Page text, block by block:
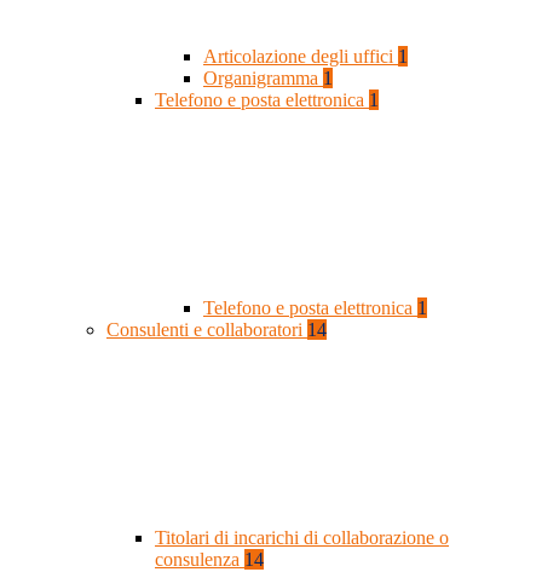
Articolazione degli uffici 1
Organigramma 1
Telefono e posta elettronica 1
Telefono e posta elettronica 1
Consulenti e collaboratori 14
Titolari di incarichi di collaborazione o
consulenza 14